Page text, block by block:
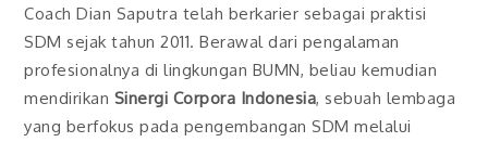
Coach Dian Saputra telah berkarier sebagai praktisi
SDM sejak tahun 2011. Berawal dari pengalaman
profesionalnya di lingkungan BUMN, beliau kemudian
mendirikan Sinergi Corpora Indonesia, sebuah lembaga
yang berfokus pada pengembangan SDM melalui